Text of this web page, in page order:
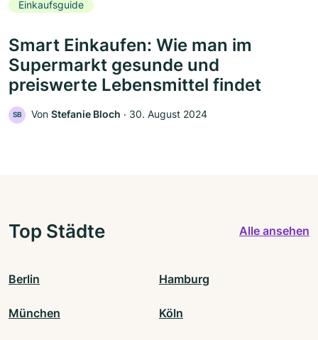
Einkaufsguide
Smart Einkaufen: Wie man im
Supermarkt gesunde und
preiswerte Lebensmittel findet
SB Von Stefanie Bloch ‧ 30. August 2024
Top Städte Alle ansehen
Berlin Hamburg
München Köln